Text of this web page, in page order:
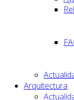
Arquitectura